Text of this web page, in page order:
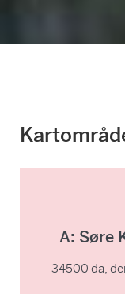
A: Søre
34500 da,